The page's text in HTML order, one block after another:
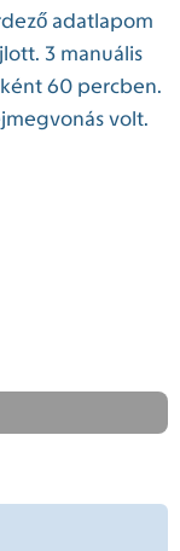
adatlapom
3 manuális
60 percben.
volt.